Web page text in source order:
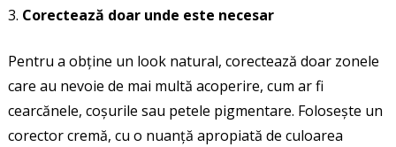
Corectează doar unde este necesar
Pentru a obține un look natural, corectează doar zonele
care au nevoie de mai multă acoperire, cum ar fi
cearcănele, coșurile sau petele pigmentare. Folosește un
corector cremă, cu o nuanță apropiată de culoarea